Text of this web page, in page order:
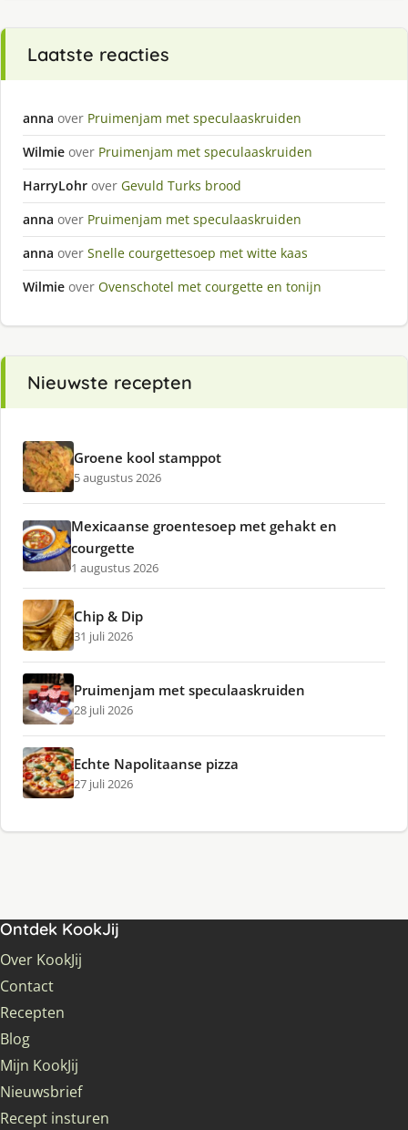
Laatste reacties
anna over Pruimenjam met speculaaskruiden
Wilmie over Pruimenjam met speculaaskruiden
HarryLohr over Gevuld Turks brood
anna over Pruimenjam met speculaaskruiden
anna over Snelle courgettesoep met witte kaas
Wilmie over Ovenschotel met courgette en tonijn
Nieuwste recepten
Groene kool stamppot
5 augustus 2026
Mexicaanse groentesoep met gehakt en
courgette
1 augustus 2026
Chip & Dip
31 juli 2026
Pruimenjam met speculaaskruiden
28 juli 2026
Echte Napolitaanse pizza
27 juli 2026
Ontdek KookJij
Over KookJij
Contact
Recepten
Blog
Mijn KookJij
Nieuwsbrief
Recept insturen